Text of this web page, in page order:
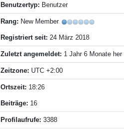
Wettkampfsysteme
Leistungssport
Saisonplanung
Geländesperren
Veranstalter
Veranstalter-Handbuch
Veranstaltertagung
Läufer DB
Anmeldeportale
Livelox
Benutzertyp: Benutzer
Rang: New Member
Registriert seit: 24 März 2018
Zuletzt angemeldet: 1 Jahr 6 Monate her
Zeitzone: UTC +2:00
Ortszeit: 18:26
Beiträge: 16
Profilaufrufe: 3388